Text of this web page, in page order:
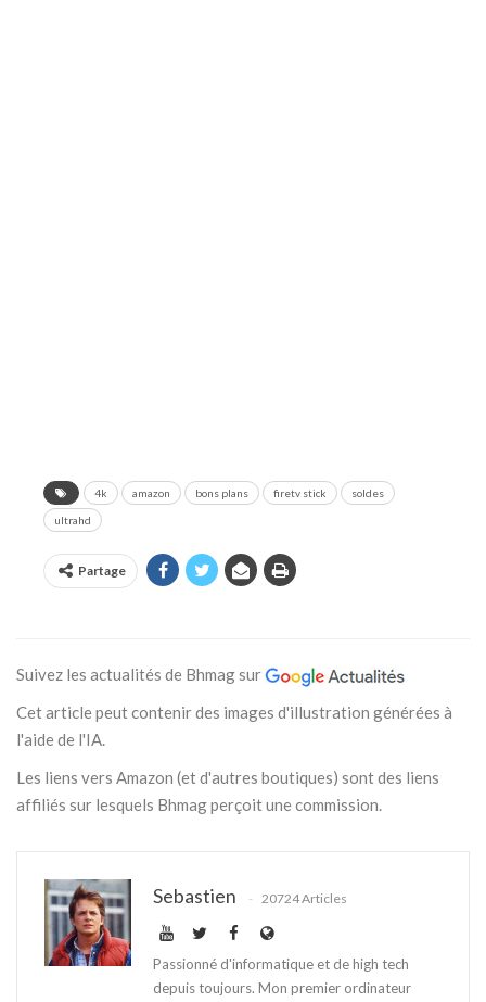
4k amazon bons plans firetv stick soldes
ultrahd
Partage
Suivez les actualités de Bhmag sur
Cet article peut contenir des images d'illustration générées à
l'aide de l'IA.
Les liens vers Amazon (et d'autres boutiques) sont des liens
affiliés sur lesquels Bhmag perçoit une commission.
Sebastien 20724 Articles
Passionné d'informatique et de high tech
depuis toujours. Mon premier ordinateur